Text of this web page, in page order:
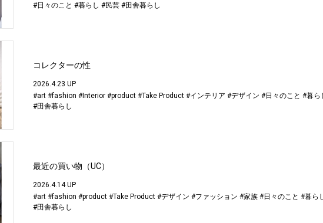
#日々のこと #暮らし #民芸 #田舎暮らし
コレクターの性
2026.4.23 UP
#art #fashion #Interior #product #Take Product #インテリア #デザイン #日々のこと #暮ら
#田舎暮らし
最近の買い物（UC）
2026.4.14 UP
#art #fashion #product #Take Product #デザイン #ファッション #家族 #日々のこと #暮ら
#田舎暮らし